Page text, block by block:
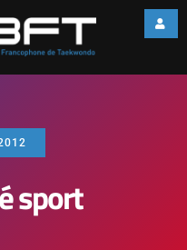
sport